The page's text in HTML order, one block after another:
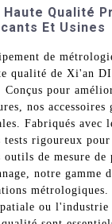
Qualité
Et Usines
de
qualité de Xi'an
pour
nos accessoires
Fabriqués avec
tests rigoureux
de mesure de
notre gamme
métrologiques.
ou l'industrie